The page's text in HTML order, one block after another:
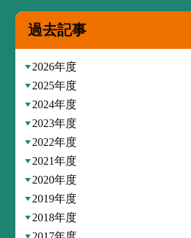
過去記事
2026年度
2025年度
2024年度
2023年度
2022年度
2021年度
2020年度
2019年度
2018年度